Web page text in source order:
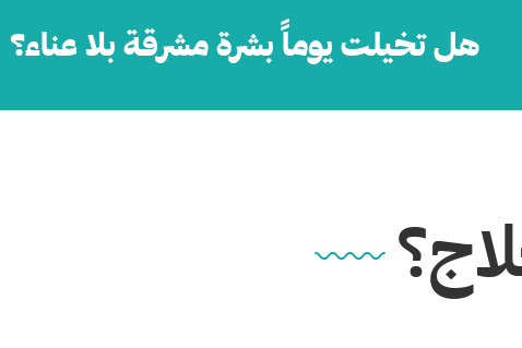
هل تخيلت يوماً بشرة مشرقة بلا عناء؟